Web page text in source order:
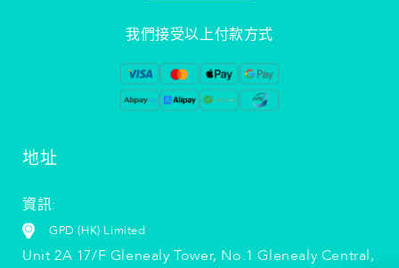
地址
資訊:
GPD (HK) Limited
Unit 2A 17/F Glenealy Tower, No.1 Glenealy Central,
我們接受以上付款方式